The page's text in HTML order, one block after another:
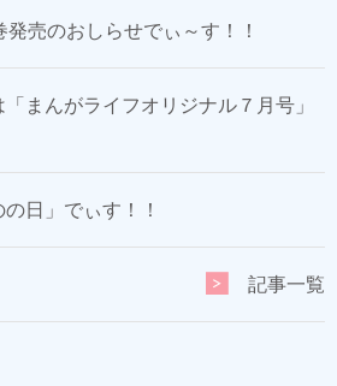
売のおしらせでぃ～す！！
まんがライフオリジナル７月号」
日」でぃす！！
記事一覧